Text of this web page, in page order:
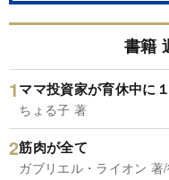
書籍
ママ投資家が育休中に
ちょる子 著
筋肉が全て
ガブリエル・ライオン 著